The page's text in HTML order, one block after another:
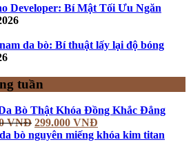
Developer: Bí Mật Tối Ưu Ngăn
da bò: Bí thuật lấy lại độ bóng
tuần
Bò Thật Khóa Đồng Khắc Đẳng
VNĐ 299.000 VNĐ